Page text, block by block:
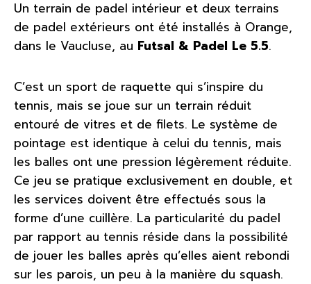
Un terrain de padel intérieur et deux terrains
de padel extérieurs ont été installés à Orange,
dans le Vaucluse, au Futsal & Padel Le 5.5.
C’est un sport de raquette qui s’inspire du
tennis, mais se joue sur un terrain réduit
entouré de vitres et de filets. Le système de
pointage est identique à celui du tennis, mais
les balles ont une pression légèrement réduite.
Ce jeu se pratique exclusivement en double, et
les services doivent être effectués sous la
forme d’une cuillère. La particularité du padel
par rapport au tennis réside dans la possibilité
de jouer les balles après qu’elles aient rebondi
sur les parois, un peu à la manière du squash.